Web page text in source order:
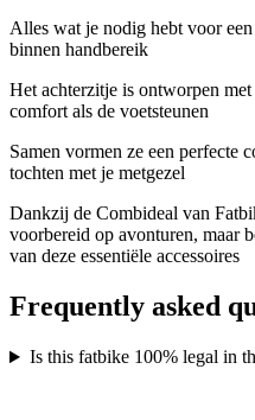
Alles wat je nodig hebt voor
binnen handbereik
Het achterzitje is ontworpen
comfort als de voetsteunen
Samen vormen ze een perfecte
tochten met je metgezel
Dankzij de Combideal van
voorbereid op avonturen, maar
van deze essentiële accessoires
Frequently asked
Is this fatbike 100% legal in